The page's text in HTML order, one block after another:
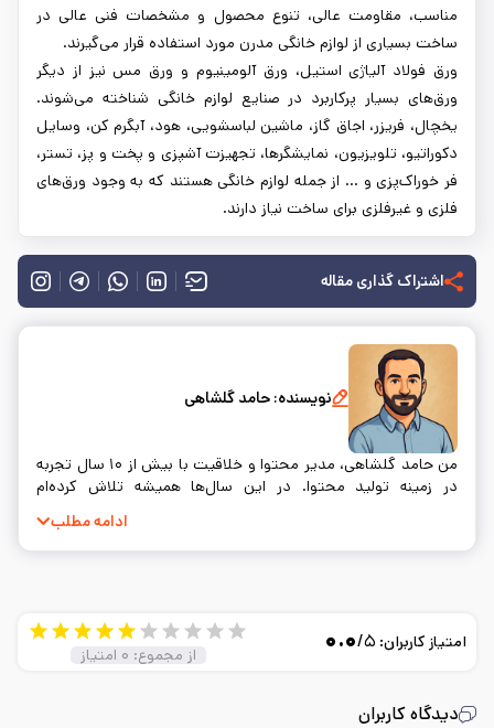
مناسب، مقاومت عالی، تنوع محصول و مشخصات فنی عالی در
ساخت بسیاری از لوازم خانگی مدرن مورد استفاده قرار می‌گیرند.
ورق فولاد آلیاژی استیل، ورق آلومینیوم و ورق مس نیز از دیگر
ورق‌های بسیار پرکاربرد در صنایع لوازم خانگی شناخته می‌شوند.
یخچال، فریزر، اجاق گاز، ماشین لباسشویی، هود، آبگرم کن، وسایل
دکوراتیو، تلویزیون، نمایشگرها، تجهیزت آشپزی و پخت و پز، تستر،
فر خوراک‌پزی و ... از جمله لوازم خانگی هستند که به وجود ورق‌های
فلزی و غیرفلزی برای ساخت نیاز دارند.
اشتراک گذاری مقاله
نویسنده: حامد گلشاهی
من حامد گلشاهی، مدیر محتوا و خلاقیت با بیش از ۱۰ سال تجربه
در زمینه تولید محتوا. در این سال‌ها همیشه تلاش کرده‌ام
واقعاً به سوالات و نیازهای او پاسخ دهد. خلق محتوا برای من فقط
یک شغل نیست؛ بلکه راهی‌ست برای ارتباط واقعی با آدم‌ها.
ادامه مطلب
دیدگاه کاربران
امتیاز کاربران: ۰.۰/۵
از مجموع: ۰ امتیاز